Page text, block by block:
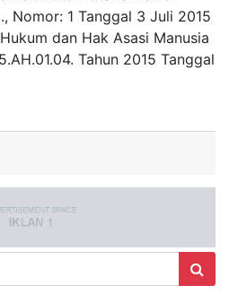
Nomor: 1 Tanggal 3 Juli 2015
dan Hak Asasi Manusia
Tahun 2015 Tanggal